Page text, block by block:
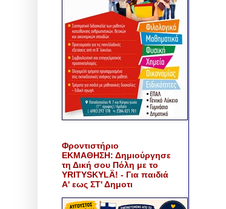
Φροντιστήριο
ΕΚΜΑΘΗΣΗ: Δημιούργησε
τη Δική σου Πόλη με το
YRITYSKYLÄ! - Για παιδιά
Α' εως ΣΤ' Δημοτι